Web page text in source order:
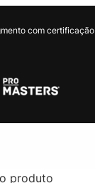
com certificação